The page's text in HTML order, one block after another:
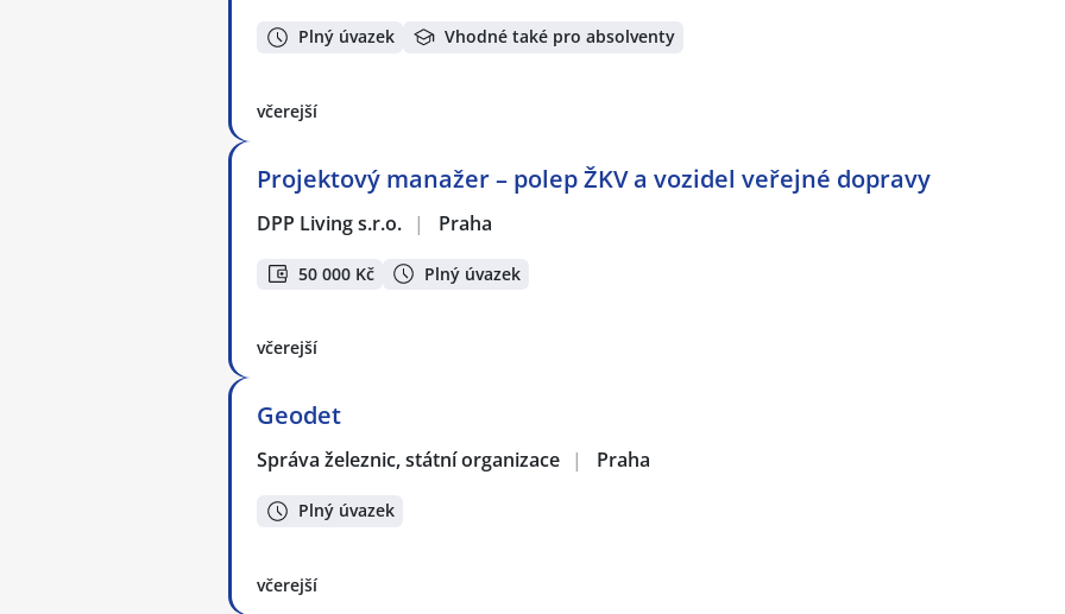
Plný úvazek Vhodné také pro absolventy
včerejší
Projektový manažer – polep ŽKV a vozidel veřejné dopravy
DPP Living s.r.o. | Praha
50 000 Kč Plný úvazek
včerejší
Geodet
Správa železnic, státní organizace | Praha
Plný úvazek
včerejší